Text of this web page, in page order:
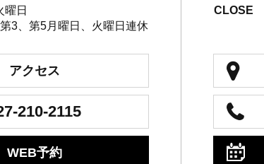
曜日
3、第5月曜日、火曜日連休
アクセス
210-2115
WEB予約
CLOSE